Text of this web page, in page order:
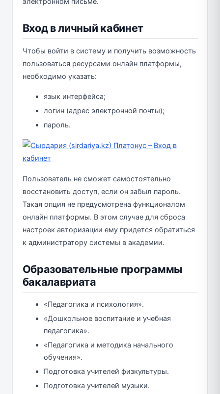
Вход в личный кабинет
Чтобы войти в систему и получить возможность
пользоваться ресурсами онлайн платформы,
необходимо указать:
язык интерфейса;
логин (адрес электронной почты);
пароль.
Пользователь не сможет самостоятельно
восстановить доступ, если он забыл пароль.
Такая опция не предусмотрена функционалом
онлайн платформы. В этом случае для сброса
настроек авторизации ему придется обратиться
к администратору системы в академии.
Образовательные программы
бакалавриата
«Педагогика и психология».
«Дошкольное воспитание и учебная
педагогика».
«Педагогика и методика начального
обучения».
Подготовка учителей физкультуры.
Подготовка учителей музыки.